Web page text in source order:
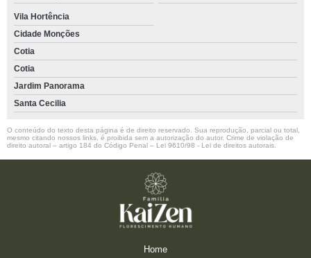
Vila Hortência
Cidade Monções
Cotia
Cotia
Jardim Panorama
Santa Cecilia
O conteúdo do texto desta página é de direito reservado. Sua reprodução, parcial ou total,
mesmo citando nossos links, é proibida sem a autorização do autor. Crime de violação de
direito autoral – artigo 184 do Código Penal – Lei 9610/98 - Lei de direitos autorais
Home